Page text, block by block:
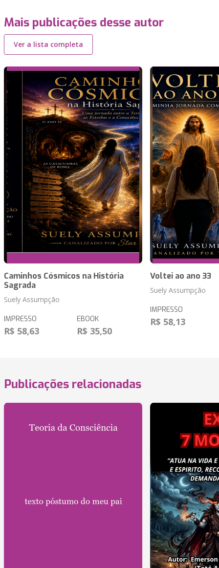
Mais publicações desse autor
Ver a lista completa
Caminhos Cósmicos na História
Sagrada
Suely Assumpção
IMPRESSO
R$ 58,63
EBOOK
R$ 35,50
Voltei ao ano 33
Suely Assumpção
IMPRESSO
R$ 58,13
Publicações relacionadas